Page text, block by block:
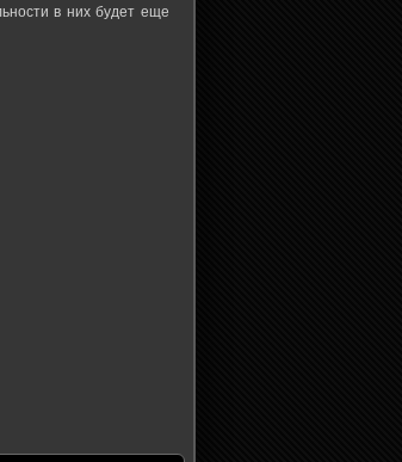
в них будет еще